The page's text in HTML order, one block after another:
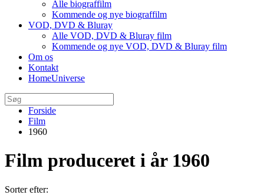
Alle biograffilm
Kommende og nye biograffilm
VOD, DVD & Bluray
Alle VOD, DVD & Bluray film
Kommende og nye VOD, DVD & Bluray film
Om os
Kontakt
HomeUniverse
Forside
Film
1960
Film produceret i år 1960
Sorter efter: